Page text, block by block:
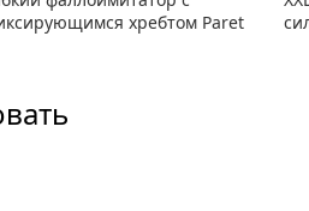
хребтом Paret